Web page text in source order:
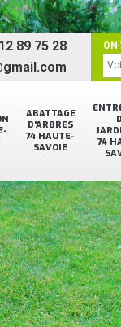
ABATTAGE
D'ARBRES
74 HAUTE-
SAVOIE
74
89 75 28
ON